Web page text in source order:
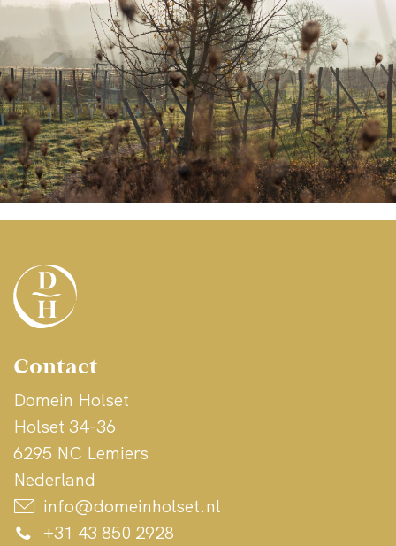
2 flessen
Contact
Domein Holset
Holset 34-36
6295 NC Lemiers
Nederland
info@domeinholset.nl
+31 43 850 2928